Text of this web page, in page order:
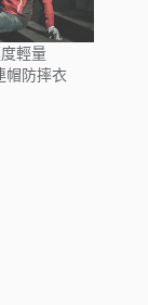
輕量
帽防摔衣